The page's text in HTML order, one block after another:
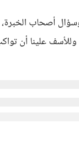
أصحاب
وللأسف علينا أن